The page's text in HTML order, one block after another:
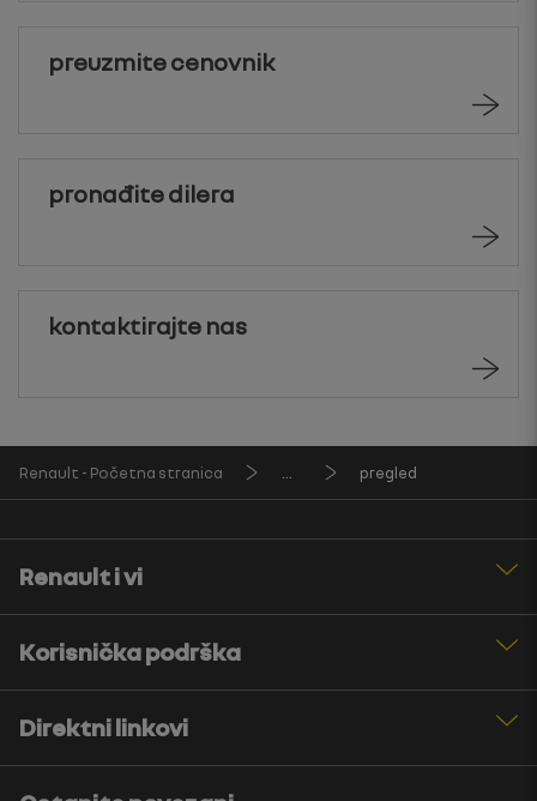
preuzmite cenovnik
pronađite dilera
kontaktirajte nas